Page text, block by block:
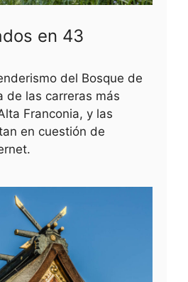
en 43
del Bosque de
de las carreras más
Franconia, y las
en cuestión de